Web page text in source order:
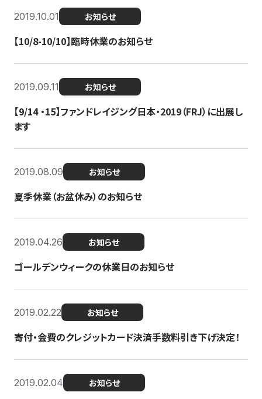
2019.10.01 お知らせ
【10/8-10/10】臨時休業のお知らせ
2019.09.11 お知らせ
【9/14 ・15】ファンドレイジング日本・2019（FRJ）に出展し
ます
2019.08.09 お知らせ
夏季休業（お盆休み）のお知らせ
2019.04.26 お知らせ
ゴールデンウィークの休業日のお知らせ
2019.02.22 お知らせ
寄付・会費のクレジットカード決済手数料引き下げ決定！
2019.02.04 お知らせ